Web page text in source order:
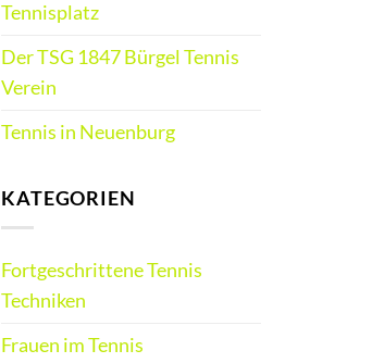
Tennisplatz
Der TSG 1847 Bürgel Tennis
Verein
Tennis in Neuenburg
KATEGORIEN
Fortgeschrittene Tennis
Techniken
Frauen im Tennis